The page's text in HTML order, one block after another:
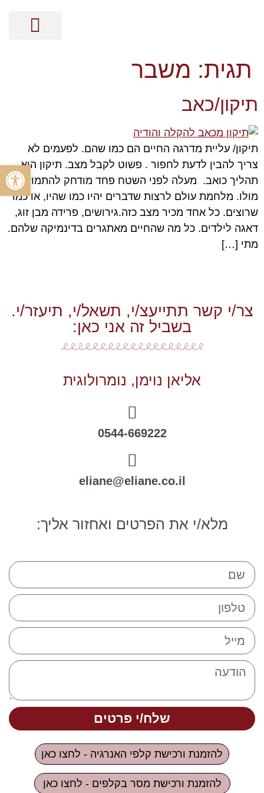
תגית: משבר
תיקון/כאב
תיקון/ עליית מדרגה החיים הם כמו שהם. לפעמים לא
צריך להבין לדעת לחפור . פשוט לקבל מצב. תיקון הוא
תהליך כואב. מעלה לפני השטח פחד מודחק להתמודד
מולו. מלחמת עולם לרצות שדברים יהיו כמו שהיו, או כמו
שרוצים. כל אחד מכיר מצב כזה.גירושים, פרידה מבן זוג,
דאגה לילדים. כל מה שהחיים מאתגרים בדינמיקה שלהם.
מתי […]
צר/י קשר תתייעצ/י, תשאל/י, תיעזר/י.
בשביל זה אני כאן:
אליאן נוימן, נומרולוגית
0544-669222
eliane@eliane.co.il
מלא/י את הפרטים ואחזור אליך:
שלח/י פרטים
להזמנת ורכישת קלפי האנרגיה - לחצו כאן
להזמנת ורכישת מסר בקלפים - לחצו כאן
פתח